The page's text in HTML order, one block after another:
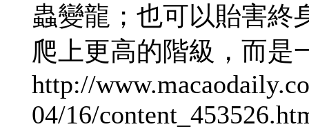
蟲變龍；也可以貽害終
爬上更高的階級，而是
http://
04/16/